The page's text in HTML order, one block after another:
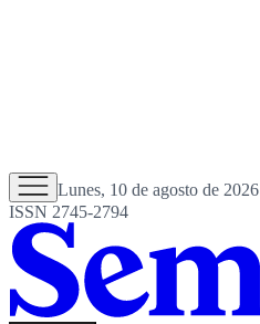
Lunes, 10 de agosto de 2026
ISSN 2745-2794